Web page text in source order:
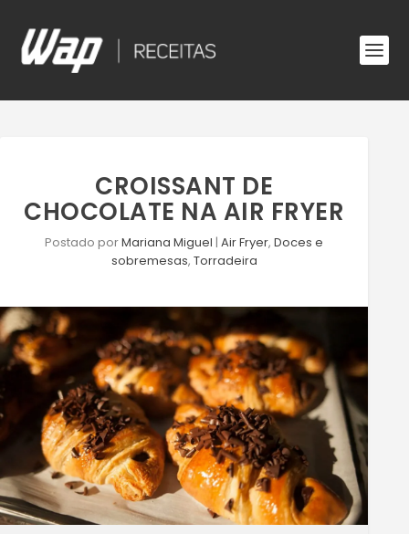
CROISSANT DE
CHOCOLATE NA AIR FRYER
Postado porMariana Miguel |Air Fryer,Doces e
sobremesas, Torradeira